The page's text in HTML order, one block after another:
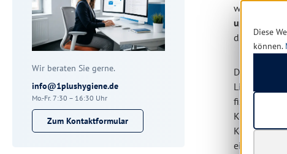
Wir beraten Sie gerne.
info@1plushygiene.de
Mo.-Fr. 7:30 – 16:30 Uhr
Zum Kontaktformular
wertvolle
up
, auch
die Lippen
Das
Lippenstift
fixieren.
einfache
Diese
können.